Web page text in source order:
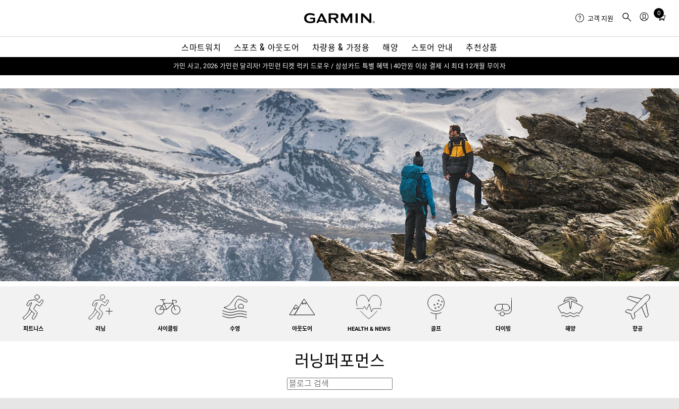
스마트워치 스포츠 & 아웃도어 차량용 & 가정용 해양 스토어 안내 추천상품
고객 지원
0
Total
in
가민 사고, 2026 가민런 달리자! 가민런 티켓 럭키 드로우 / 삼성카드 특별 혜택 | 40만원 이상 결제 시 최대 12개월 무이자
피트니스 러닝 사이클링 수영 아웃도어 HEALTH & NEWS 골프 다이빙 해양 항공
러닝퍼포먼스